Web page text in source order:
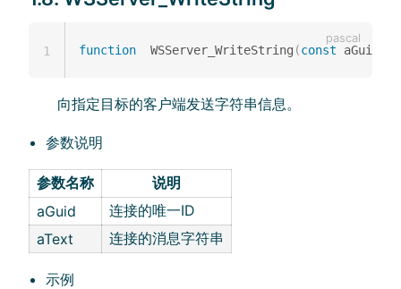
function
  WSServer_WriteString
(const aGuid
1
向指定目标的客户端发送字符串信息。
参数说明
参数名称
说明
aGuid
连接的唯一ID
aText
连接的消息字符串
示例